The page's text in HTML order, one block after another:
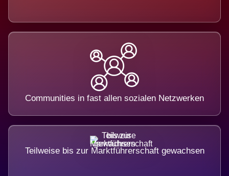
Communities in fast allen sozialen Netzwerken
Teilweise bis zur Marktführerschaft gewachsen